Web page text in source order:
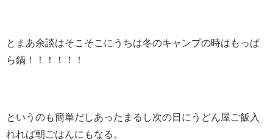
とまあ余談はそこそこにうちは冬のキャンプの時はもっぱ
ら鍋！！！！！！
というのも簡単だしあったまるし次の日にうどん屋ご飯入
れれば朝ごはんにもなる。